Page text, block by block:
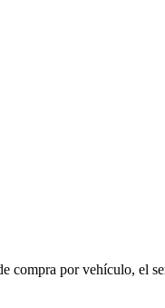
compra por vehículo,